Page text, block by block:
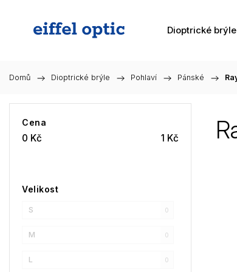
Dioptrické brýle
Domů / Dioptrické brýle / Pohlaví / Pánské /
Cena
0 Kč 1 Kč
Velikost
S 0
M 0
L 0